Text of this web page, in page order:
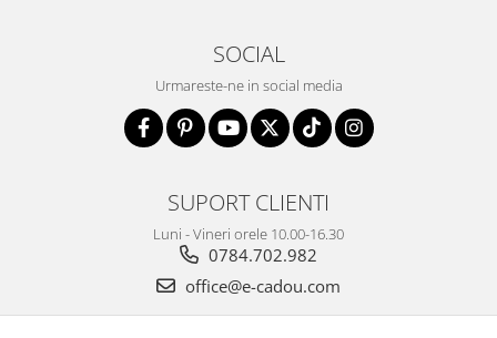
SOCIAL
Urmareste-ne in social media
SUPORT CLIENTI
Luni - Vineri orele 10.00-16.30
0784.702.982
office@e-cadou.com